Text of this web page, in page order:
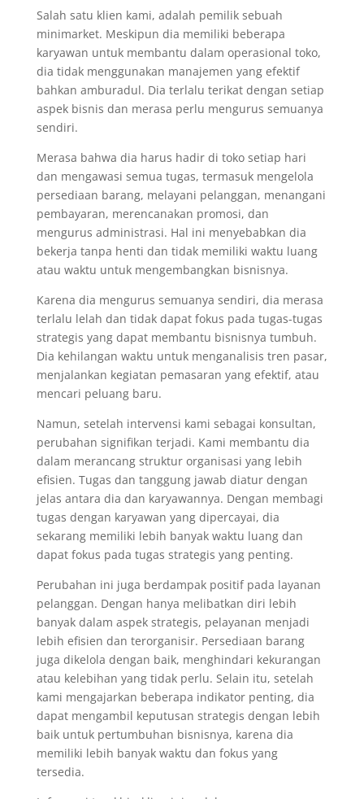
Salah satu klien kami, adalah pemilik sebuah
minimarket. Meskipun dia memiliki beberapa
karyawan untuk membantu dalam operasional toko,
dia tidak menggunakan manajemen yang efektif
bahkan amburadul. Dia terlalu terikat dengan setiap
aspek bisnis dan merasa perlu mengurus semuanya
sendiri.
Merasa bahwa dia harus hadir di toko setiap hari
dan mengawasi semua tugas, termasuk mengelola
persediaan barang, melayani pelanggan, menangani
pembayaran, merencanakan promosi, dan
mengurus administrasi. Hal ini menyebabkan dia
bekerja tanpa henti dan tidak memiliki waktu luang
atau waktu untuk mengembangkan bisnisnya.
Karena dia mengurus semuanya sendiri, dia merasa
terlalu lelah dan tidak dapat fokus pada tugas-tugas
strategis yang dapat membantu bisnisnya tumbuh.
Dia kehilangan waktu untuk menganalisis tren pasar,
menjalankan kegiatan pemasaran yang efektif, atau
mencari peluang baru.
Namun, setelah intervensi kami sebagai konsultan,
perubahan signifikan terjadi. Kami membantu dia
dalam merancang struktur organisasi yang lebih
efisien. Tugas dan tanggung jawab diatur dengan
jelas antara dia dan karyawannya. Dengan membagi
tugas dengan karyawan yang dipercayai, dia
sekarang memiliki lebih banyak waktu luang dan
dapat fokus pada tugas strategis yang penting.
Perubahan ini juga berdampak positif pada layanan
pelanggan. Dengan hanya melibatkan diri lebih
banyak dalam aspek strategis, pelayanan menjadi
lebih efisien dan terorganisir. Persediaan barang
juga dikelola dengan baik, menghindari kekurangan
atau kelebihan yang tidak perlu. Selain itu, setelah
kami mengajarkan beberapa indikator penting, dia
dapat mengambil keputusan strategis dengan lebih
baik untuk pertumbuhan bisnisnya, karena dia
memiliki lebih banyak waktu dan fokus yang
tersedia.